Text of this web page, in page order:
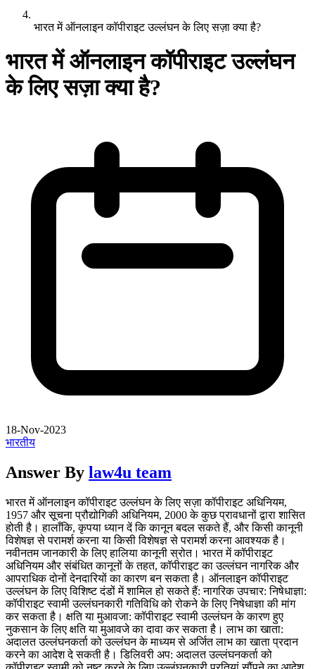
भारत में ऑनलाइन कॉपीराइट उल्लंघन के लिए सज़ा क्या है?
भारत में ऑनलाइन कॉपीराइट उल्लंघन
के लिए सज़ा क्या है?
18-Nov-2023
भारतीय
Answer By law4u team
भारत में ऑनलाइन कॉपीराइट उल्लंघन के लिए सज़ा कॉपीराइट अधिनियम,
1957 और सूचना प्रौद्योगिकी अधिनियम, 2000 के कुछ प्रावधानों द्वारा शासित
होती है। हालाँकि, कृपया ध्यान दें कि कानून बदल सकते हैं, और किसी कानूनी
विशेषज्ञ से परामर्श करना या किसी विशेषज्ञ से परामर्श करना आवश्यक है।
नवीनतम जानकारी के लिए हालिया कानूनी स्रोत। भारत में कॉपीराइट
अधिनियम और संबंधित कानूनों के तहत, कॉपीराइट का उल्लंघन नागरिक और
आपराधिक दोनों देनदारियों का कारण बन सकता है। ऑनलाइन कॉपीराइट
उल्लंघन के लिए विशिष्ट दंडों में शामिल हो सकते हैं: नागरिक उपचार: निषेधाज्ञा:
कॉपीराइट स्वामी उल्लंघनकारी गतिविधि को रोकने के लिए निषेधाज्ञा की मांग
कर सकता है। क्षति या मुआवजा: कॉपीराइट स्वामी उल्लंघन के कारण हुए
नुकसान के लिए क्षति या मुआवजे का दावा कर सकता है। लाभ का खाता:
अदालत उल्लंघनकर्ता को उल्लंघन के माध्यम से अर्जित लाभ का खाता प्रदान
करने का आदेश दे सकती है। डिलिवरी अप: अदालत उल्लंघनकर्ता को